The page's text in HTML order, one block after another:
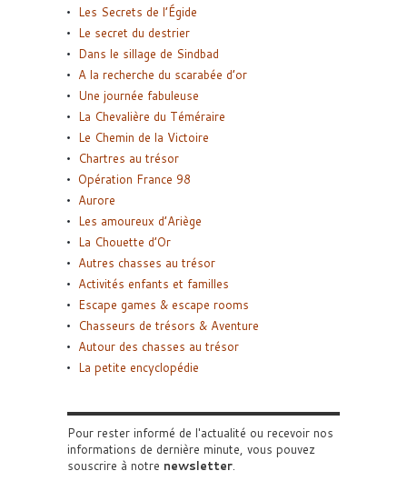
Les Secrets de l’Égide
Le secret du destrier
Dans le sillage de Sindbad
A la recherche du scarabée d’or
Une journée fabuleuse
La Chevalière du Téméraire
Le Chemin de la Victoire
Chartres au trésor
Opération France 98
Aurore
Les amoureux d’Ariège
La Chouette d’Or
Autres chasses au trésor
Activités enfants et familles
Escape games & escape rooms
Chasseurs de trésors & Aventure
Autour des chasses au trésor
La petite encyclopédie
Pour rester informé de l'actualité ou recevoir nos
informations de dernière minute, vous pouvez
souscrire à notre newsletter.